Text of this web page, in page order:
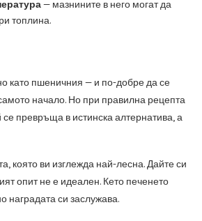
— мазнините в него могат да
топлина.
като пшеничния — и по-добре да се
начало. Но при правилна рецепта
се превръща в истинска алтернатива, а
която ви изглежда най-лесна. Дайте си
опит не е идеален. Кето печенето
наградата си заслужава.